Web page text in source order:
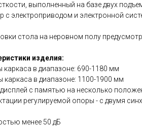
выполненный на базе двух
с электроприводом и электронной
стола на неровном полу
изделия:
каркаса в диапазоне: 690-1180 мм
каркаса в диапазоне: 1100-1900 мм
с памятью на несколько
регулируемой опоры - с двумя
менее 50 дБ